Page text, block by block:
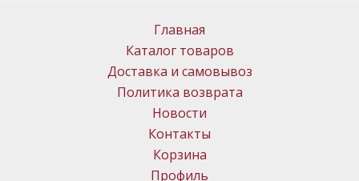
Главная
Каталог товаров
Доставка и самовывоз
Политика возврата
Новости
Контакты
Корзина
Профиль